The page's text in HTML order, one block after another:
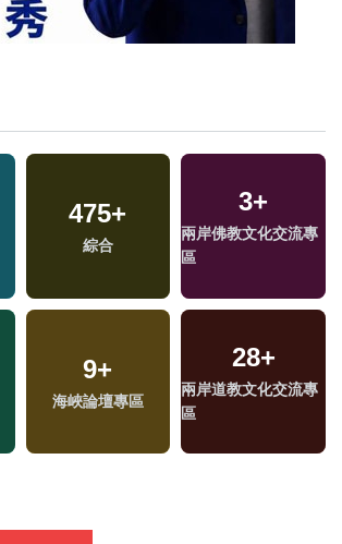
475+
綜合
3+
兩岸佛教文化交流專
區
9+
海峽論壇專區
28+
兩岸道教文化交流專
區